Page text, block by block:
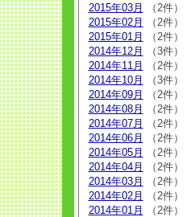
2015年03月
（2件）
2015年02月
（2件）
2015年01月
（2件）
2014年12月
（3件）
2014年11月
（2件）
2014年10月
（3件）
2014年09月
（2件）
2014年08月
（2件）
2014年07月
（2件）
2014年06月
（2件）
2014年05月
（2件）
2014年04月
（2件）
2014年03月
（2件）
2014年02月
（2件）
2014年01月
（2件）